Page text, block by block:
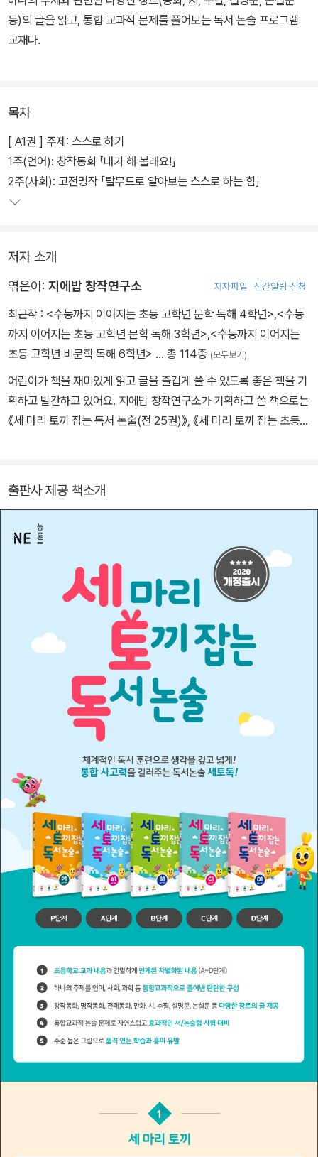
등)의 글을 읽고, 통합 교과적 문제를 풀어보는 독서 논술 프로그램
교재다.
목차
[ A1권 ] 주제: 스스로 하기
1주(언어): 창작동화 「내가 해 볼래요!」
2주(사회): 고전명작 「탈무드로 알아보는 스스로 하는 힘」
저자 소개
엮은이: 지에밥 창작연구소 저자파일 신간알림 신청
최근작 : <수능까지 이어지는 초등 고학년 문학 독해 4학년>,<수능
까지 이어지는 초등 고학년 문학 독해 3학년>,<수능까지 이어지는
초등 고학년 비문학 독해 6학년> … 총 114종 (모두보기)
어린이가 책을 재미있게 읽고 글을 즐겁게 쓸 수 있도록 좋은 책을 기
획하고 발간하고 있어요. 지에밥 창작연구소가 기획하고 쓴 책으로는
《세 마리 토끼 잡는 독서 논술(전 25권)》, 《세 마리 토끼 잡는 초등
책은 강영주 선생님(지에밥 대표)과 박지영 선생님(학습서 작가 및
기획자)이 집필하셨어요.
출판사 제공 책소개